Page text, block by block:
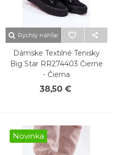
Rýchly náhľad
Dámske Textilné Tenisky
Big Star RR274403 Čierne
- Čierna
38,50 €
Novinka